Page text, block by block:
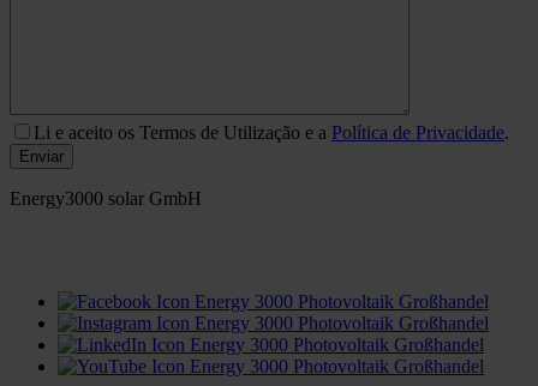
Li e aceito os Termos de Utilização e a Política de Privacidade.
Enviar
Energy3000 solar GmbH